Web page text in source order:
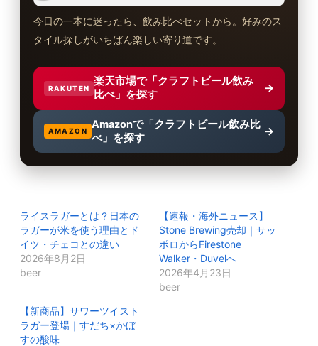
今日の一本に迷ったら、飲み比べセットから。好みのス
タイル探しがいちばん楽しい寄り道です。
RAKUTEN
楽天市場で「クラフトビール飲み
比べ」を探す
→
AMAZON
Amazonで「クラフトビール飲み比
べ」を探す
→
ライスラガーとは？日本の
ラガーが米を使う理由とド
イツ・チェコとの違い
2026年8月2日
beer
【速報・海外ニュース】
Stone Brewing売却｜サッ
ポロからFirestone
Walker・Duvelへ
2026年4月23日
beer
【新商品】サワーツイスト
ラガー登場｜すだち×かぼ
すの酸味